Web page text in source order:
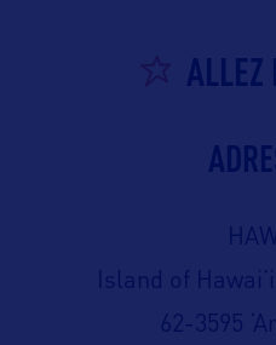
ALLEZ
Island of
62-3595